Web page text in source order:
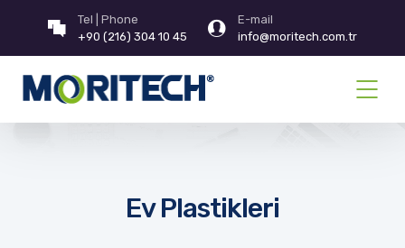
Tel | Phone
+90 (216) 304 10 45
E-mail
info@moritech.com.tr
Ev Plastikleri